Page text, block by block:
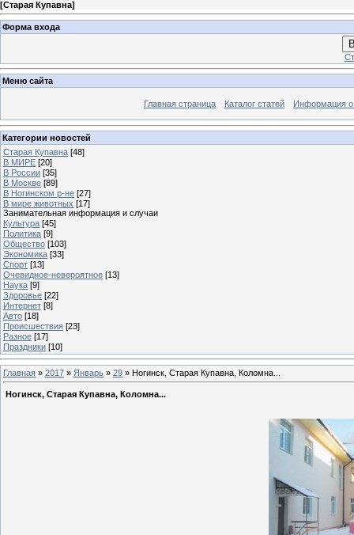
[Старая Купавна]
Форма входа
Меню сайта
Главная страница Каталог статей Информация о
Категории новостей
Старая Купавна [48]
В МИРЕ [20]
В России [35]
В Москве [89]
В Ногинском р-не [27]
В мире животных [17]
Занимательная информация и случаи
Культура [45]
Политика [9]
Общество [103]
Экономика [33]
Спорт [13]
Очевидное-невероятное [13]
Наука [9]
Здоровье [22]
Интернет [8]
Авто [18]
Происшествия [23]
Разное [17]
Праздники [10]
Главная » 2017 » Январь » 29 » Ногинск, Старая Купавна, Коломна...
Ногинск, Старая Купавна, Коломна...